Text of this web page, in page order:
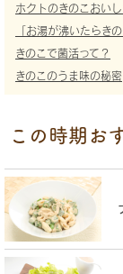
ホクトのきのこおい
「お湯が沸いたらき
きのこで菌活って？
きのこのうま味の秘密
この時期お